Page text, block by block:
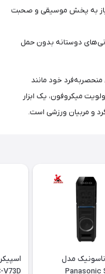
به پخش موسیقی و صحبت
دوستانه بدون حمل
منحصربه‌فرد خود مانند
میکروفون، یک ابزار
و مربیان ورزشی است.
مدل
Panasonic
V73D